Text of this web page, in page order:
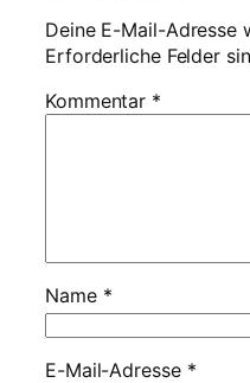
Deine E-Mail-
Erforderliche Felder
Kommentar *
Name *
E-Mail-Adresse *